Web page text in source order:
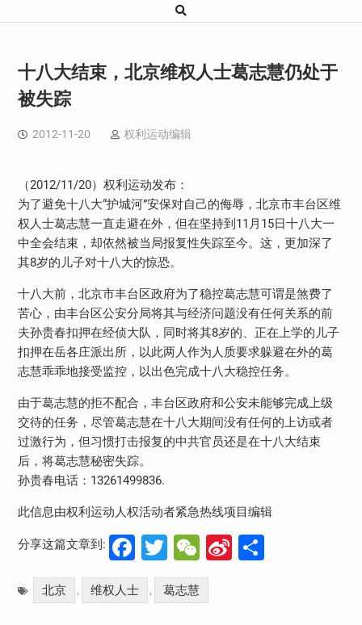
十八大结束，北京维权人士葛志慧仍处于
被失踪
2012-11-20 权利运动编辑
（2012/11/20）权利运动发布：
为了避免十八大“护城河”安保对自己的侮辱，北京市丰台区维
权人士葛志慧一直走避在外，但在坚持到11月15日十八大一
中全会结束，却依然被当局报复性失踪至今。这，更加深了
其8岁的儿子对十八大的惊恐。
十八大前，北京市丰台区政府为了稳控葛志慧可谓是煞费了
苦心，由丰台区公安分局将其与经济问题没有任何关系的前
夫孙贵春扣押在经侦大队，同时将其8岁的、正在上学的儿子
扣押在岳各庄派出所，以此两人作为人质要求躲避在外的葛
志慧乖乖地接受监控，以出色完成十八大稳控任务。
由于葛志慧的拒不配合，丰台区政府和公安未能够完成上级
交待的任务，尽管葛志慧在十八大期间没有任何的上访或者
过激行为，但习惯打击报复的中共官员还是在十八大结束
后，将葛志慧秘密失踪。
孙贵春电话：13261499836.
此信息由权利运动人权活动者紧急热线项目编辑
分享这篇文章到: Facebook
Twitter
WeChat
Sina分
北京 , 维权人士 , 葛志慧